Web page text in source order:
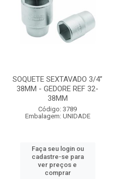
SOQUETE SEXTAVADO 3/4”
38MM - GEDORE REF 32-
38MM
Código: 3789
Embalagem: UNIDADE
Faça seu login ou
cadastre-se para
ver preços e
comprar